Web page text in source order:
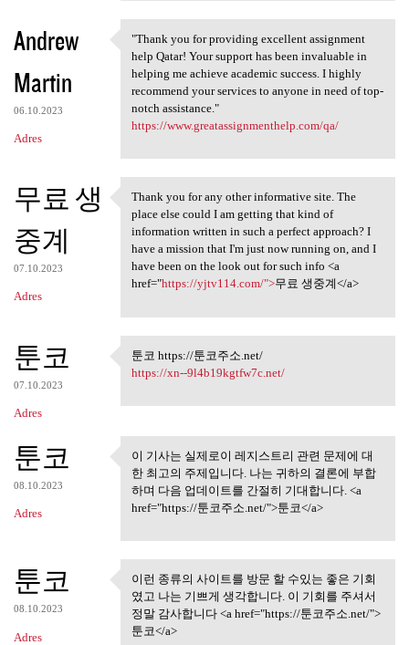
Andrew
Martin
06.10.2023
Adres
"Thank you for providing
"Thank you for providing excellent assignment
help Qatar! Your support has been invaluable in
helping me achieve academic success. I highly
recommend your services to anyone in need of top-
notch assistance."
https://www.greatassignmenthelp.com/qa/
무료 생
중계
07.10.2023
Adres
Thank you for any other
Thank you for any other informative site. The
place else could I am getting that kind of
information written in such a perfect approach? I
have a mission that I'm just now running on, and I
have been on the look out for such info <a
href="https://yjtv114.com/">무료 생중계</a>
툰코
07.10.2023
Adres
툰코 https://툰코주소.net/
툰코 https://툰코주소.net/
https://xn--9l4b19kgtfw7c.net/
툰코
08.10.2023
Adres
이 기사는 실제로이 레지스트리
관련 문제에 대한
이 기사는 실제로이 레지스트리 관련 문제에 대
한 최고의 주제입니다. 나는 귀하의 결론에 부합
하며 다음 업데이트를 간절히 기대합니다. <a
href="https://툰코주소.net/">툰코</a>
툰코
08.10.2023
Adres
이런 종류의 사이트를 방문 할 수
있는 좋은 기회 였고
이런 종류의 사이트를 방문 할 수있는 좋은 기회
였고 나는 기쁘게 생각합니다. 이 기회를 주셔서
정말 감사합니다 <a href="https://툰코주소.net/">
툰코</a>